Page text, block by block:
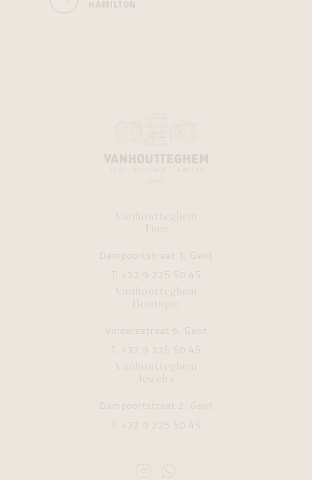
HAMILTON
Vanhoutteghem
Time
Dampoortstraat 1, Gent
T. +32 9 225 50 45
Vanhoutteghem
Boutique
Voldersstraat 6, Gent
T. +32 9 225 50 45
Vanhoutteghem
Jewelry
Dampoortstraat 2, Gent
T. +32 9 225 50 45